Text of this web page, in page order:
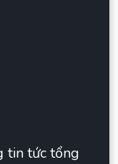
tin tức tổng